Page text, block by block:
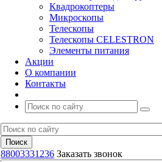
Квадрокоптеры
Микроскопы
Телескопы
Телескопы CELESTRON
Элементы питания
Акции
О компании
Контакты
88003331236 Заказать звонок